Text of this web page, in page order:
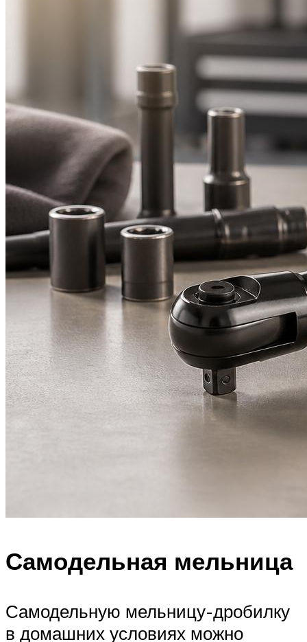
Самодельная мельница
Самодельную мельницу-дробилку
в домашних условиях можно